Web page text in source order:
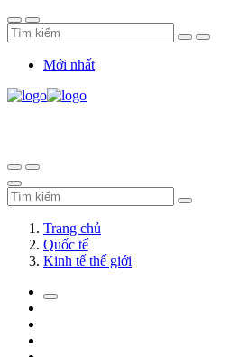
Mới nhất
Trang chủ
Quốc tế
Kinh tế thế giới